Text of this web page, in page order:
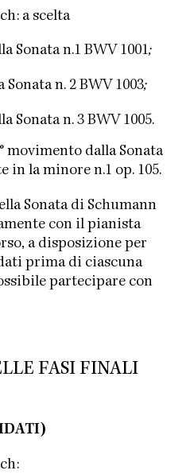
a scelta
Sonata n.1 BWV 1001;
Sonata n. 2 BWV 1003;
Sonata n. 3 BWV 1005.
movimento dalla Sonata
in laminore n.1 op. 105.
Sonata di Schumann
con il pianista
a disposizione per
prima di ciascuna
partecipare con
FASI FINALI